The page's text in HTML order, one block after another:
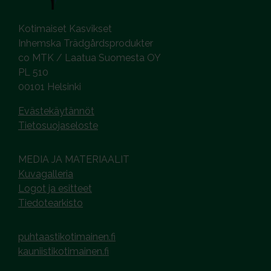
Kotimaiset Kasvikset
Inhemska Trädgårdsprodukter
co MTK / Laatua Suomesta OY
PL 510
00101 Helsinki
Evästekäytännöt
Tietosuojaseloste
MEDIA JA MATERIAALIT
Kuvagalleria
Logot ja esitteet
Tiedotearkisto
puhtaastikotimainen.fi
kauniistikotimainen.fi